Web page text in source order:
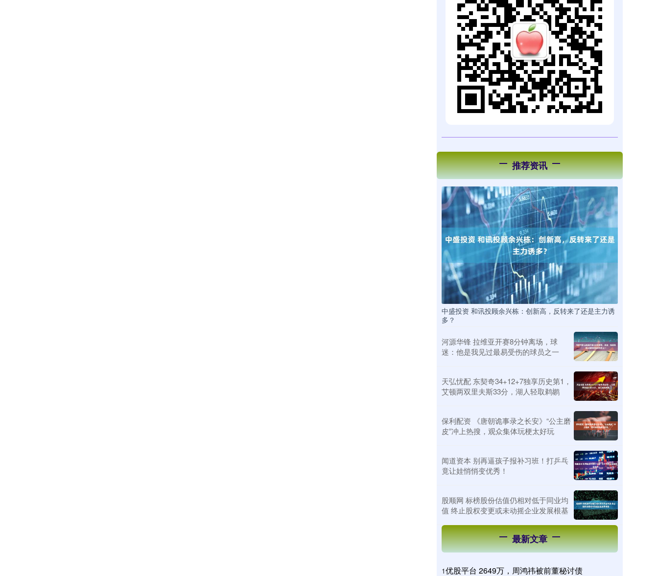
推荐资讯
中盛投资 和讯投顾余兴栋：创新高，反转来了还是主力诱
多？
河源华锋 拉维亚开赛8分钟离场，球
迷：他是我见过最易受伤的球员之一
天弘忧配 东契奇34+12+7独享历史第1，
艾顿两双里夫斯33分，湖人轻取鹈鹕
保利配资 《唐朝诡事录之长安》“公主磨
皮”冲上热搜，观众集体玩梗太好玩
闻道资本 别再逼孩子报补习班！打乒乓
竟让娃悄悄变优秀！
股顺网 标榜股份估值仍相对低于同业均
值 终止股权变更或未动摇企业发展根基
最新文章
1优股平台 2649万，周鸿祎被前董秘讨债